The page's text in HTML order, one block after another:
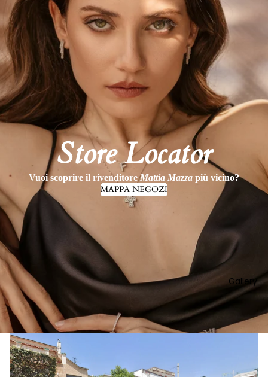
Gallery
Store Locator
Vuoi scoprire il rivenditoreMattia Mazza più vicino?
MAPPA NEGOZI